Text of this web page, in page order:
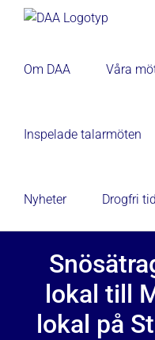
Fortsätt
Om DAA
Våra
Inspelade talarmöten
Nyheter Drogfri tid
lokal till
lokal på